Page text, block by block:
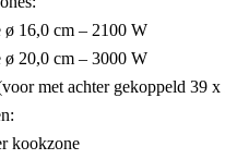
ø 16,0 cm – 2100 W
ø 20,0 cm – 3000 W
met achter gekoppeld 39
kookzone